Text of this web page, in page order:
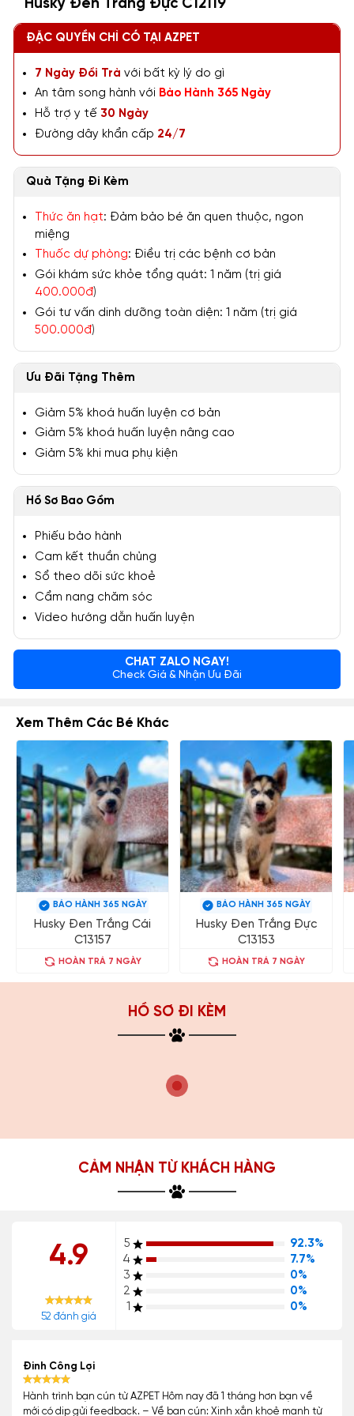
Husky Đen Trắng Đực C12119
ĐẶC QUYỀN CHỈ CÓ TẠI AZPET
7 Ngày Đổi Trả với bất kỳ lý do gì
An tâm song hành với Bảo Hành 365 Ngày
Hỗ trợ y tế 30 Ngày
Đường dây khẩn cấp 24/7
Quà Tặng Đi Kèm
Thức ăn hạt: Đảm bảo bé ăn quen thuộc, ngon
miệng
Thuốc dự phòng: Điều trị các bệnh cơ bản
Gói khám sức khỏe tổng quát: 1 năm (trị giá
400.000đ)
Gói tư vấn dinh dưỡng toàn diện: 1 năm (trị giá
500.000đ)
Ưu Đãi Tặng Thêm
Giảm 5% khoá huấn luyện cơ bản
Giảm 5% khoá huấn luyện nâng cao
Giảm 5% khi mua phụ kiện
Hồ Sơ Bao Gồm
Phiếu bảo hành
Cam kết thuần chủng
Sổ theo dõi sức khoẻ
Cẩm nang chăm sóc
Video hướng dẫn huấn luyện
CHAT ZALO NGAY!
Check Giá & Nhận Ưu Đãi
Xem Thêm Các Bé Khác
BẢO HÀNH 365 NGÀY
Husky Đen Trắng Cái
C13157
HOÀN TRẢ 7 NGÀY
BẢO HÀNH 365 NGÀY
Husky Đen Trắng Đực
C13153
HOÀN TRẢ 7 NGÀY
HỒ SƠ ĐI KÈM
CẢM NHẬN TỪ KHÁCH HÀNG
4.9
52 đánh giá
5
92.3%
4
7.7%
3
0%
2
0%
1
0%
Đinh Công Lợi
Hành trình bạn cún từ AZPET Hôm nay đã 1 tháng hơn bạn về
mới có dịp gửi feedback. – Về bạn cún: Xinh xắn khoẻ mạnh từ